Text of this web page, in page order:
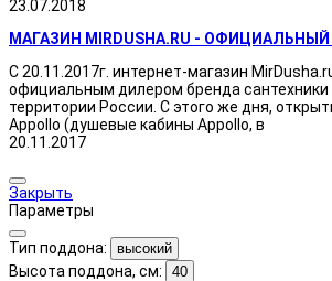
23.07.2018
МАГАЗИН MIRDUSHA.RU - ОФИЦИАЛЬНЫЙ
С 20.11.2017г. интернет-магазин
официальным дилером бренда сантехники
территории России. С этого же дня,
Appollo (душевые кабины Appollo, в
20.11.2017
Закрыть
Параметры
Тип поддона: высокий
Высота поддона, см:
40